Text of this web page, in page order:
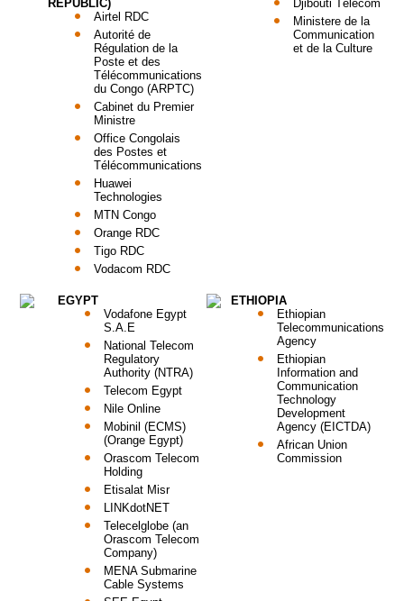
REPUBLIC)
Airtel RDC
Autorité de
Régulation de la
Poste et des
Télécommunications
du Congo (ARPTC)
Cabinet du Premier
Ministre
Office Congolais
des Postes et
Télécommunications
Huawei
Technologies
MTN Congo
Orange RDC
Tigo RDC
Vodacom RDC
Djibouti Télécom
Ministere de la
Communication
et de la Culture
EGYPT
Vodafone Egypt
S.A.E
National Telecom
Regulatory
Authority (NTRA)
Telecom Egypt
Nile Online
Mobinil (ECMS)
(Orange Egypt)
Orascom Telecom
Holding
Etisalat Misr
LINKdotNET
Telecelglobe (an
Orascom Telecom
Company)
MENA Submarine
Cable Systems
ETHIOPIA
Ethiopian
Telecommunications
Agency
Ethiopian
Information and
Communication
Technology
Development
Agency (EICTDA)
African Union
Commission